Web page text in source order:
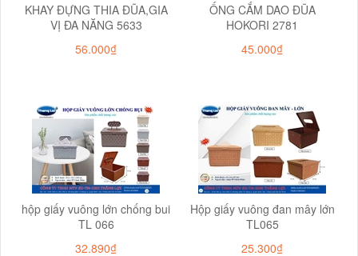
KHAY ĐỰNG THIA ĐŨA,GIA
VỊ ĐA NĂNG 5633
56.000₫
ỐNG CẮM DAO ĐŨA
HOKORI 2781
45.000₫
hộp giấy vuông lớn chống bui
TL 066
32.890₫
Hộp giấy vuông đan mây lớn
TL065
25.300₫